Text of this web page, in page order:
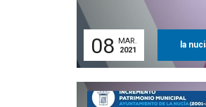
08 MAR.
2021
la